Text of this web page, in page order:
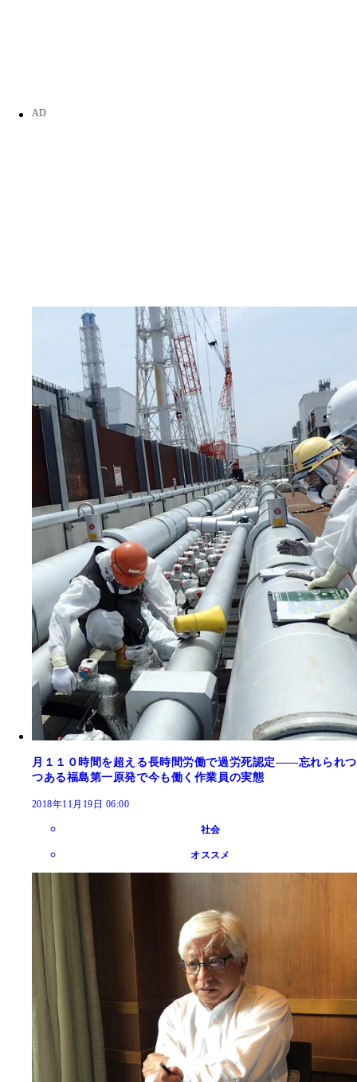
月１１０時間を超える長時間労働で過労死認定――忘れられつ
つある福島第一原発で今も働く作業員の実態
2018年11月19日 06:00
社会
オススメ